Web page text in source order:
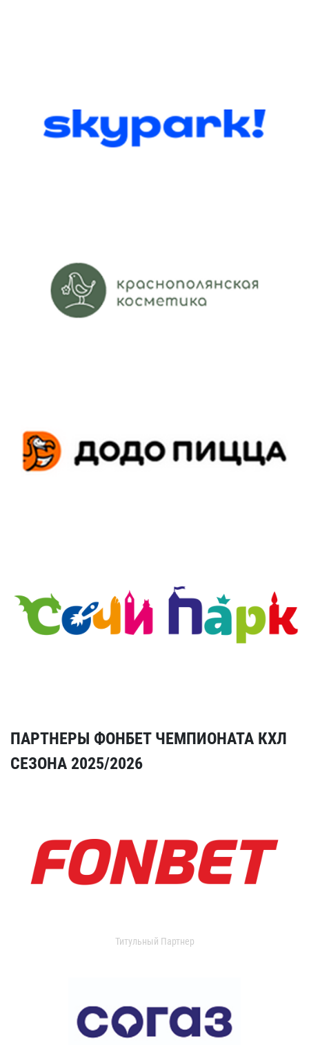
ПАРТНЕРЫ ФОНБЕТ ЧЕМПИОНАТА КХЛ
СЕЗОНА 2025/2026
Титульный Партнер